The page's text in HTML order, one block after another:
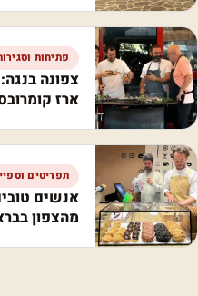
פתיחות
צפונה
ארז
תפריטים
אנשים
מהצפון